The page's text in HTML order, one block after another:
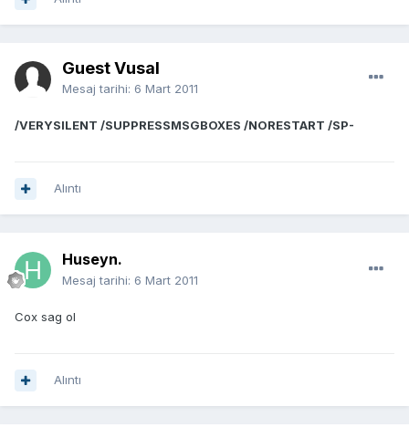
Guest Vusal
Mesaj tarihi: 6 Mart 2011
/VERYSILENT /SUPPRESSMSGBOXES /NORESTART /SP-
Alıntı
Huseyn.
Mesaj tarihi: 6 Mart 2011
Cox sag ol
Alıntı